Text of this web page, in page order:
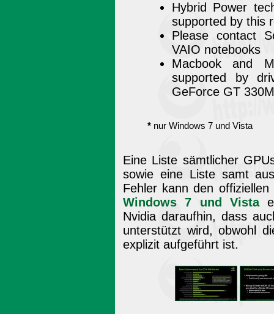
Hybrid Power
supported by this
Please contact
VAIO notebooks
Macbook and
supported by
GeForce GT
* nur Windows 7 und Vista
Eine Liste sämtlicher
sowie eine Liste samt
Fehler kann den
Windows 7 und Vista
Nvidia daraufhin, dass
unterstützt wird, obwohl
explizit aufgeführt ist.